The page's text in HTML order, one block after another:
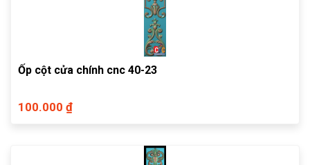
Ốp cột cửa chính cnc 40-23
100.000 ₫